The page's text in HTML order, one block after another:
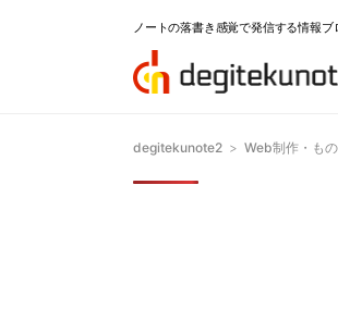
ノートの落書き感覚で発信する情報
degitekunote2 > Web制作・も